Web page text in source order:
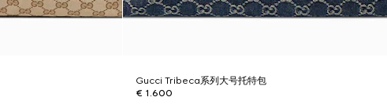
Gucci Tribeca系列大号托特包
€ 1.600